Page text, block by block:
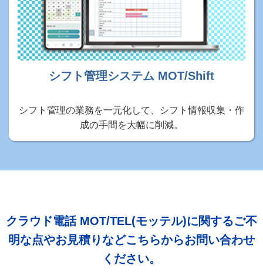
シフト管理システム MOT/Shift
シフト管理の業務を一元化して、シフト情報収集・作
成の手間を大幅に削減。
クラウド電話 MOT/TEL(モッテル)に関するご不
明な点やお見積りなどこちらからお問い合わせ
ください。